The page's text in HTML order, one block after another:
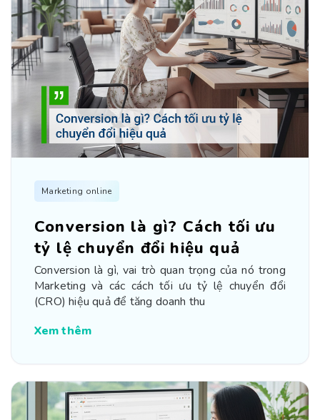
Marketing online
Conversion là gì? Cách tối ưu
tỷ lệ chuyển đổi hiệu quả
Conversion là gì, vai trò quan trọng của nó trong
Marketing và các cách tối ưu tỷ lệ chuyển đổi
(CRO) hiệu quả để tăng doanh thu
Xem thêm